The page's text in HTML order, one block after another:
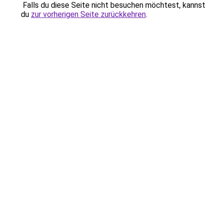
Falls du diese Seite nicht besuchen möchtest, kannst
du zur vorherigen Seite zurückkehren.